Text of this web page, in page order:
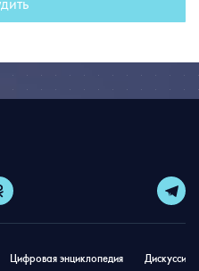
Цифровая энциклопедия